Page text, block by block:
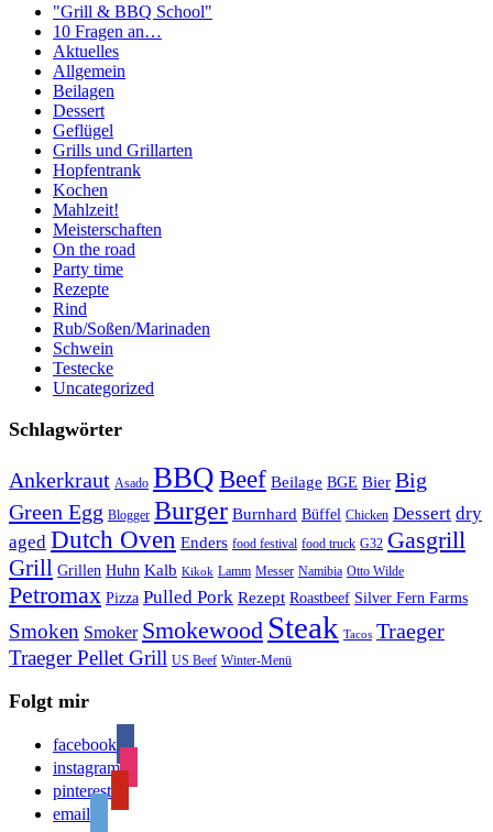
"Grill & BBQ School"
10 Fragen an…
Aktuelles
Allgemein
Beilagen
Dessert
Geflügel
Grills und Grillarten
Hopfentrank
Kochen
Mahlzeit!
Meisterschaften
On the road
Party time
Rezepte
Rind
Rub/Soßen/Marinaden
Schwein
Testecke
Uncategorized
Schlagwörter
Ankerkraut Asado BBQBeef Beilage BGE Bier Big
Green Egg Blogger Burger Burnhard Büffel Chicken Dessert dry
aged Dutch Oven Enders food festival food truck G32 Gasgrill
Grill Grillen Huhn Kalb Kikok Lamm Messer Namibia Otto Wilde
Petromax Pizza Pulled Pork Rezept Roastbeef Silver Fern Farms
Smoken Smoker Smokewood Steak Tacos Traeger
Traeger Pellet Grill US Beef Winter-Menü
Folgt mir
facebook
instagram
pinterest
email